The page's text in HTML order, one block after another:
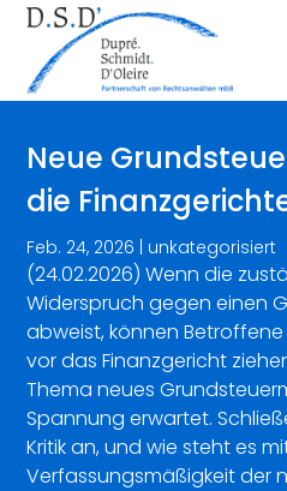
Neue
die
Feb. 24, 2026 | unkategorisiert
(24.02.2026) Wenn die
Widerspruch gegen einen
abweist, können
vor das Finanzgericht
Thema neues
Spannung erwartet.
Kritik an, und wie steht es
Verfassungsmäßigkeit der